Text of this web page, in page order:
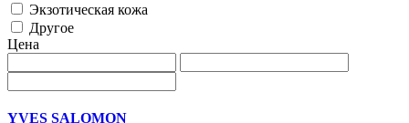
Экзотическая кожа
Другое
Цена
YVES SALOMON